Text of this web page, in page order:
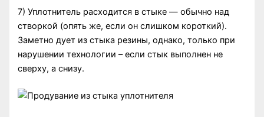
7) Уплотнитель расходится в стыке — обычно над
створкой (опять же, если он слишком короткий).
Заметно дует из стыка резины, однако, только при
нарушении технологии – если стык выполнен не
сверху, а снизу.